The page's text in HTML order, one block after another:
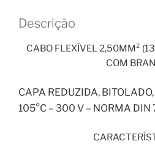
Descrição
CABO FLEXÍVEL 2,50MM²
COM
CAPA REDUZIDA,
105°C – 300 V – NORMA DIN